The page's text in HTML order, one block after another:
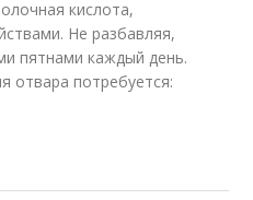
кислота,
Не разбавляя,
пятнами каждый день.
отвара потребуется: